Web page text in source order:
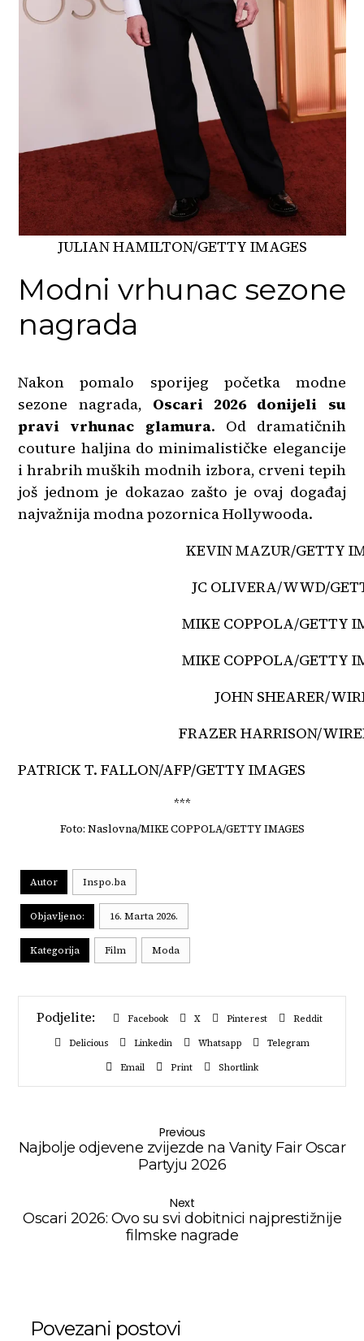
JULIAN HAMILTON/GETTY IMAGES
Modni vrhunac sezone
nagrada
Nakon pomalo sporijeg početka modne
sezone nagrada, Oscari 2026 donijeli su
pravi vrhunac glamura. Od dramatičnih
couture haljina do minimalističke elegancije
i hrabrih muških modnih izbora, crveni tepih
još jednom je dokazao zašto je ovaj događaj
najvažnija modna pozornica Hollywooda.
KEVIN MAZUR/GETTY
JC OLIVERA/WWD/
MIKE COPPOLA/GETTY
MIKE COPPOLA/GETTY
JOHN SHEARER/
FRAZER HARRISON/
PATRICK T. FALLON/AFP/GETTY IMAGES
***
Foto: Naslovna/MIKE COPPOLA/GETTY IMAGES
Autor Inspo.ba
Objavljeno: 16. Marta 2026.
Kategorija Film Moda
Facebook X Pinterest
Reddit
Delicious
Linkedin Whatsapp
Telegram
Email
Print Shortlink
Previous
Najbolje odjevene zvijezde na Vanity Fair Oscar
Partyju 2026
Next
Oscari 2026: Ovo su svi dobitnici najprestižnije
filmske nagrade
Povezani postovi